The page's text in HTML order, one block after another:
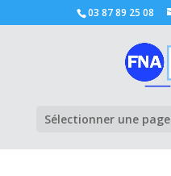
03 87 89 25 08
Sélectionner une page